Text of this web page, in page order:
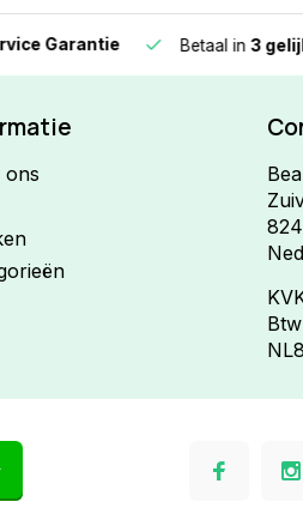
Garantie Betaal in3 gelijke
ons